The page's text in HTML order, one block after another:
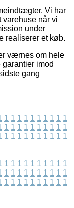
Vi har
når vi
under
realiserer et køb.
værnes om hele
imod
gang
1 1 1 1 1 1 1 1 1 1
1 1 1 1 1 1 1 1 1 1
1 1 1 1 1 1 1 1 1 1
1 1 1 1 1 1 1 1 1 1
1 1 1 1 1 1 1 1 1 1
1 1 1 1 1 1 1 1 1 1